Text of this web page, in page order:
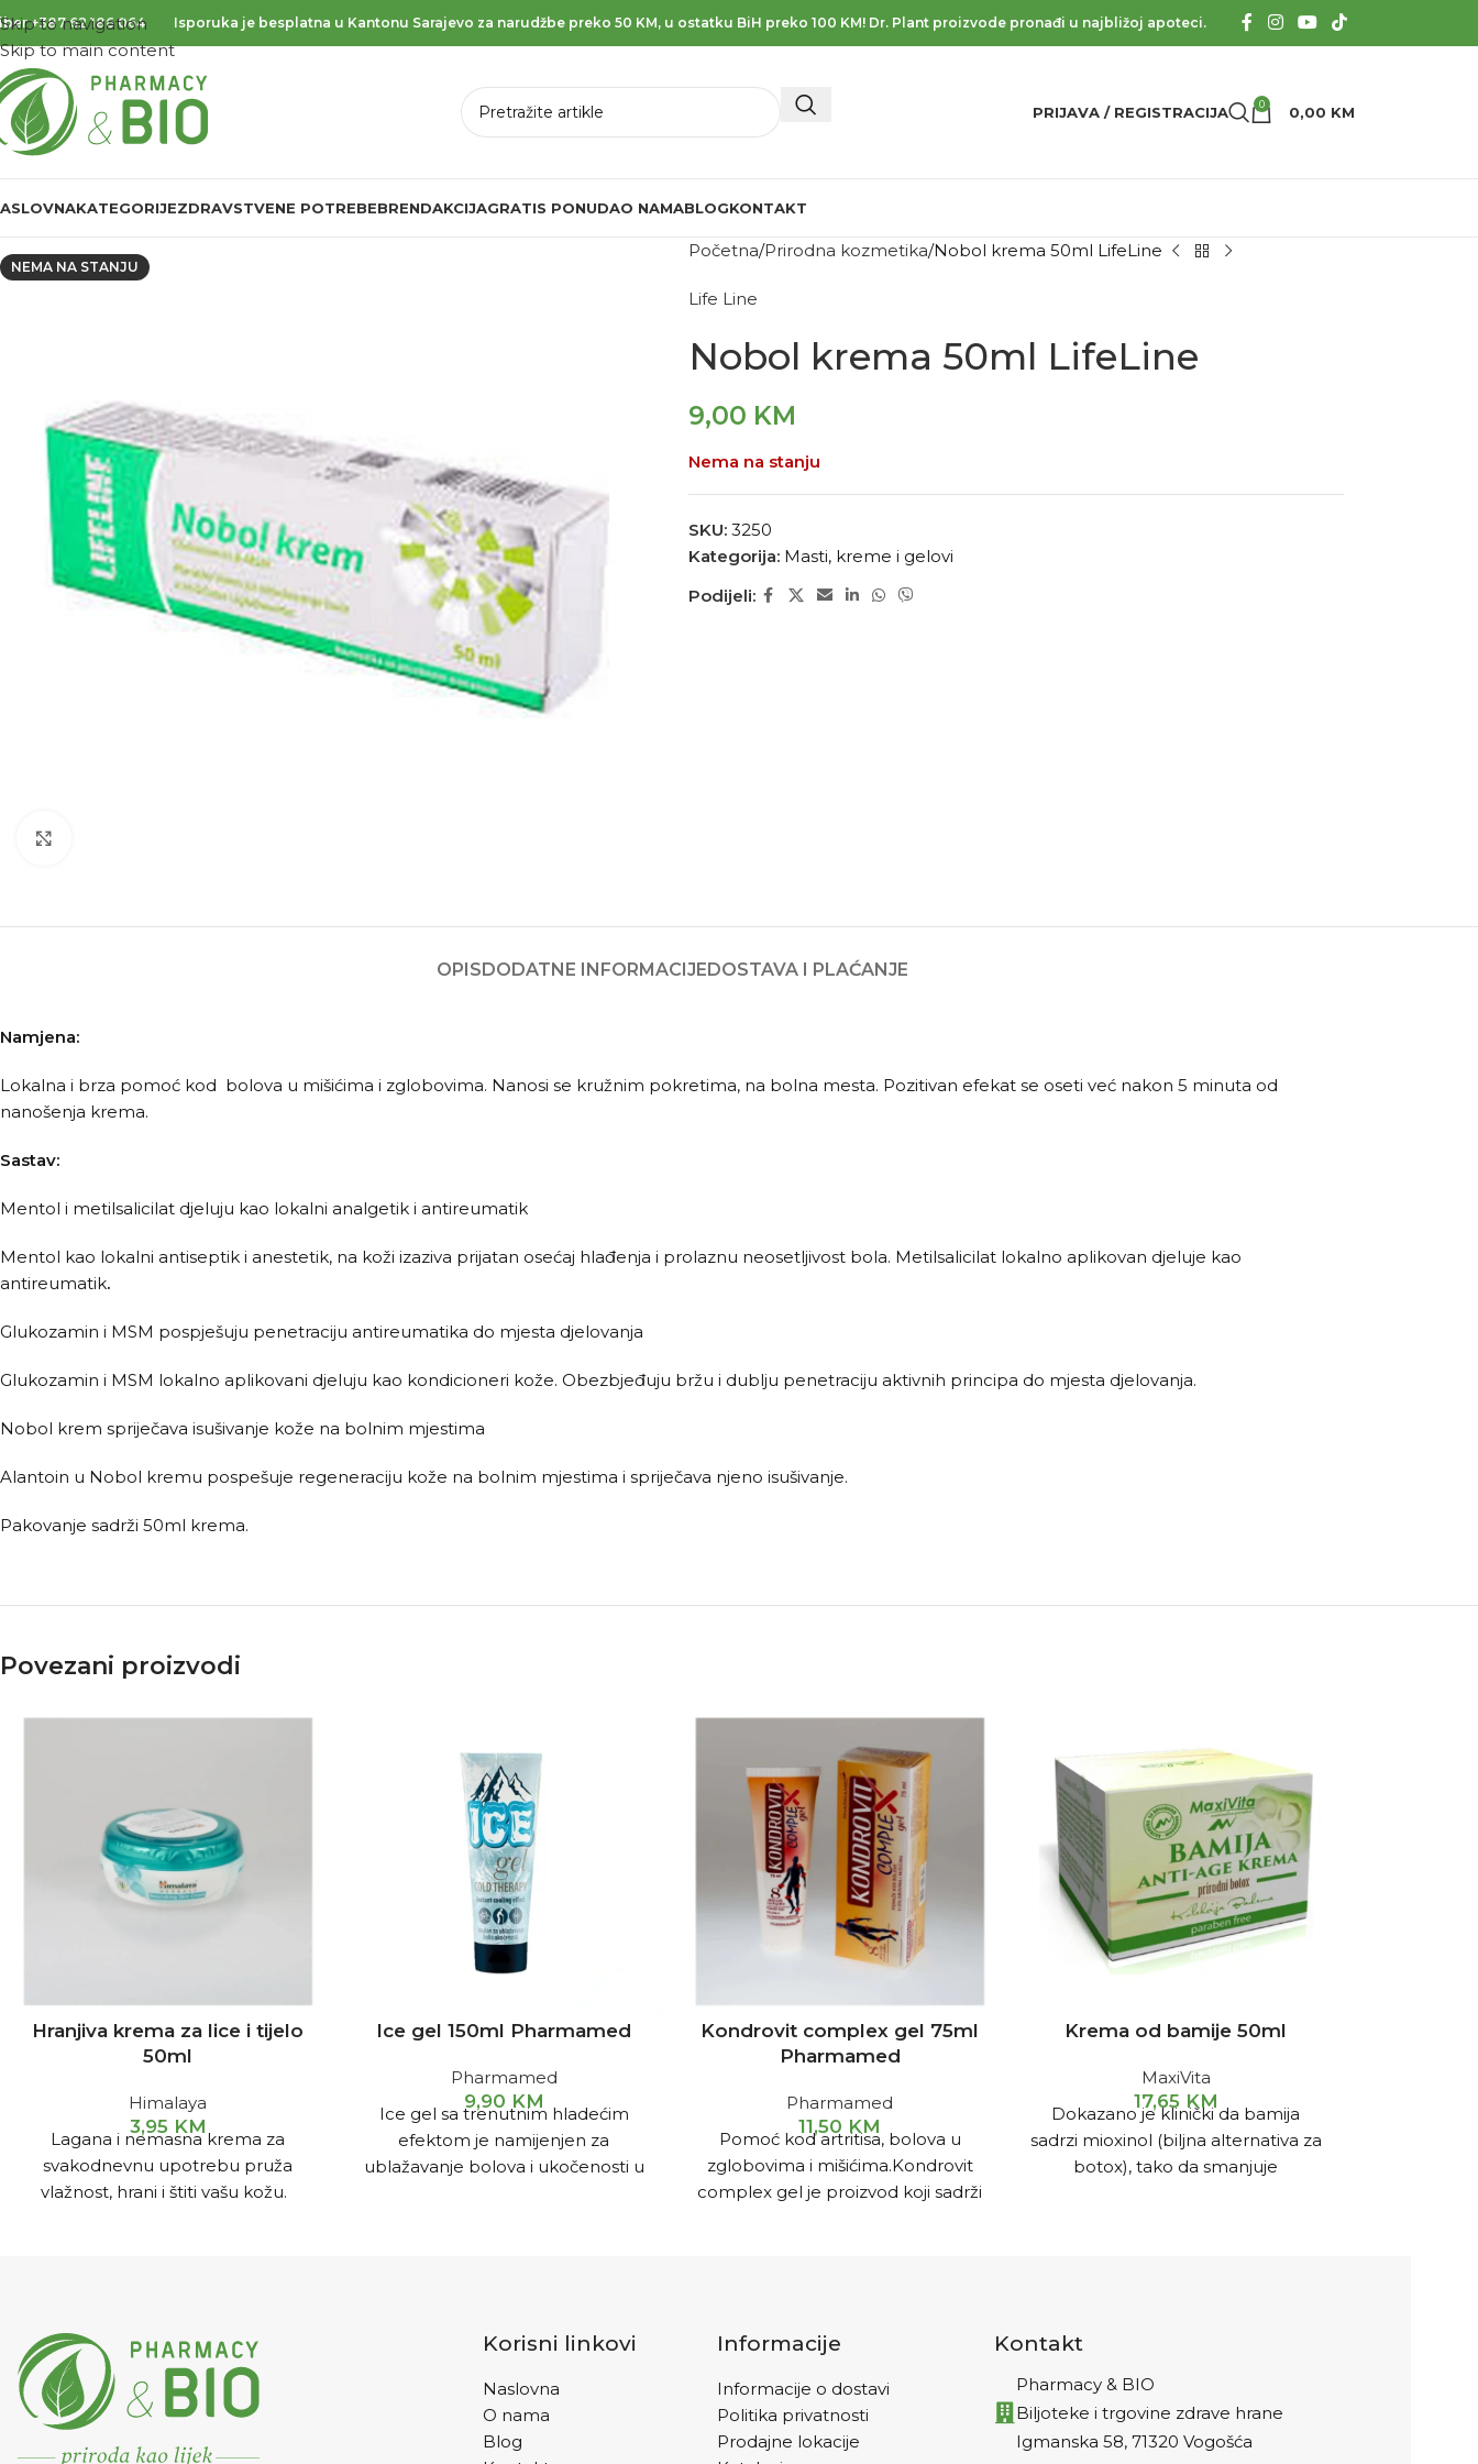
Skip to navigation
Skip to main content
+387 62 186 064 Isporuka je besplatna u Kantonu Sarajevo za narudžbe preko 50 KM, u ostatku BiH preko 100 KM! Dr. Plant proizvode pronađi u najbližoj apoteci.
PRIJAVA / REGISTRACIJA 0 0,00 KM
KATEGORIJEZDRAVSTVENE POTREBEBRENDAKCIJAGRATIS PONUDAO NAMABLOGKONTAKT
NEMA NA STANJU
Početna Prirodna kozmetika Nobol krema 50ml LifeLine
Life Line
Nobol krema 50ml LifeLine
9,00 KM
Nema na stanju
SKU: 3250
Kategorija: Masti, kreme i gelovi
Podijeli:
OPISDODATNE INFORMACIJEDOSTAVA I PLAĆANJE
Namjena:
Lokalna i brza pomoć kod bolova u mišićima i zglobovima. Nanosi se kružnim pokretima, na bolna mesta. Pozitivan efekat se oseti već nakon 5 minuta od
nanošenja krema.
Sastav:
Mentol i metilsalicilat djeluju kao lokalni analgetik i antireumatik
Mentol kao lokalni antiseptik i anestetik, na koži izaziva prijatan osećaj hlađenja i prolaznu neosetljivost bola. Metilsalicilat lokalno aplikovan djeluje kao
antireumatik.
Glukozamin i MSM pospješuju penetraciju antireumatika do mjesta djelovanja
Glukozamin i MSM lokalno aplikovani djeluju kao kondicioneri kože. Obezbjeđuju bržu i dublju penetraciju aktivnih principa do mjesta djelovanja.
Nobol krem spriječava isušivanje kože na bolnim mjestima
Alantoin u Nobol kremu pospešuje regeneraciju kože na bolnim mjestima i spriječava njeno isušivanje.
Pakovanje sadrži 50ml krema.
Povezani proizvodi
Hranjiva krema za lice i tijelo
50ml
Himalaya
3,95 KM
Lagana i nemasna krema za
svakodnevnu upotrebu pruža
vlažnost, hrani i štiti vašu kožu.
Ice gel 150ml Pharmamed
Pharmamed
9,90 KM
Ice gel sa trenutnim hladećim
efektom je namijenjen za
ublažavanje bolova i ukočenosti u
Kondrovit complex gel 75ml
Pharmamed
Pharmamed
11,50 KM
Pomoć kod artritisa, bolova u
zglobovima i mišićima.Kondrovit
complex gel je proizvod koji sadrži
Krema od bamije 50ml
MaxiVita
17,65 KM
Dokazano je klinički da bamija
sadrzi mioxinol (biljna alternativa za
botox), tako da smanjuje
koje svojim sinergističkim
djelovanjem povećavaju anti-age
efekat.
Krema se brzo upija i
prilagođena je svim tipovima kože.
Nanosi se svakodnevno na
Korisni linkovi
Naslovna
O nama
Blog
Informacije
Informacije o dostavi
Politika privatnosti
Prodajne lokacije
Kontakt
Pharmacy & BIO
Biljoteke i trgovine zdrave hrane
Igmanska 58, 71320 Vogošća